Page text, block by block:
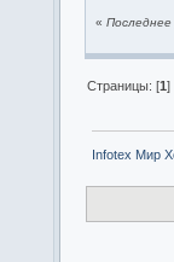
«
Страницы: [1]
Infotex Мир